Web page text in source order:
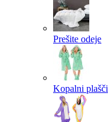
Prešite odeje
Kopalni plašči